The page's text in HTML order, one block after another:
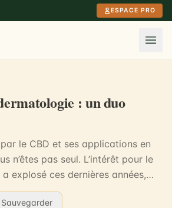
ESPACE PRO
: un duo
le CBD et ses applications en
n’êtes pas seul. L’intérêt pour le
explosé ces dernières années,
de 260% de l’utilisa...
Sauvegarder